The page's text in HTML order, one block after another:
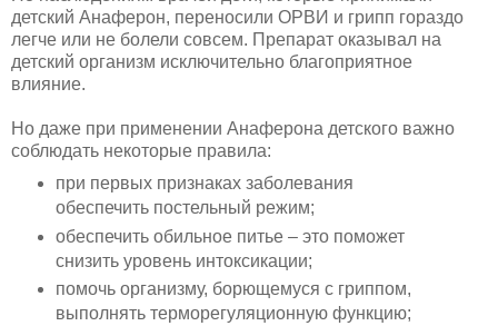
детский Анаферон, переносили ОРВИ и грипп гораздо
легче или не болели совсем. Препарат оказывал на
детский организм исключительно благоприятное
влияние.
Но даже при применении Анаферона детского важно
соблюдать некоторые правила:
при первых признаках заболевания
обеспечить постельный режим;
обеспечить обильное питье – это поможет
снизить уровень интоксикации;
помочь организму, борющемуся с гриппом,
выполнять терморегуляционную функцию;